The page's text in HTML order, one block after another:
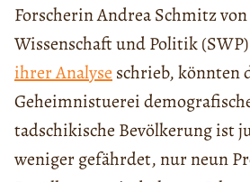
Forscherin Andrea Schmitz
Wissenschaft und Politik
ihrer Analyse schrieb, könnten
Geheimnistuerei
tadschikische Bevölkerung ist
weniger gefährdet, nur neun